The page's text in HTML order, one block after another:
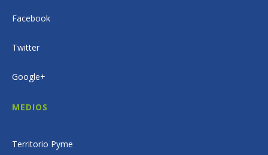
Facebook
Twitter
Google+
MEDIOS
Territorio Pyme